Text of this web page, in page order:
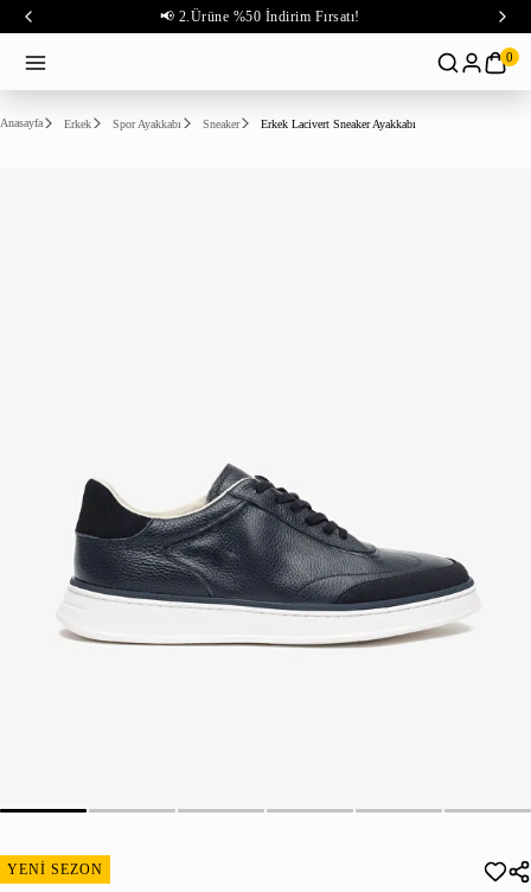
📢 2.Ürüne %50 İndirim Fırsatı!
0
Anasayfa Erkek Spor Ayakkabı Sneaker Erkek Lacivert Sneaker Ayakkabı
YENİ SEZON